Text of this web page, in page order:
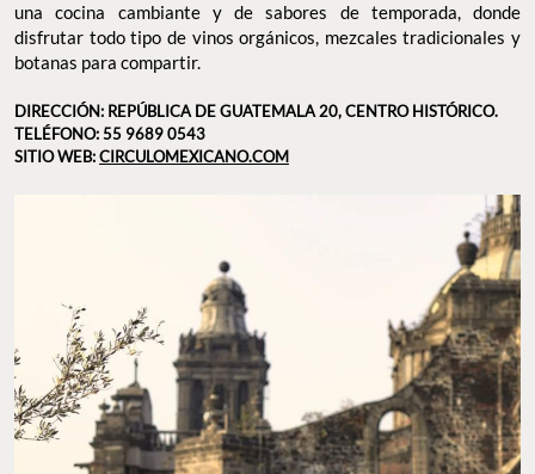
una cocina cambiante y de sabores de temporada, donde
disfrutar todo tipo de vinos orgánicos, mezcales tradicionales y
botanas para compartir.
DIRECCIÓN: REPÚBLICA DE GUATEMALA 20, CENTRO HISTÓRICO.
TELÉFONO: 55 9689 0543
SITIO WEB:CIRCULOMEXICANO.COM